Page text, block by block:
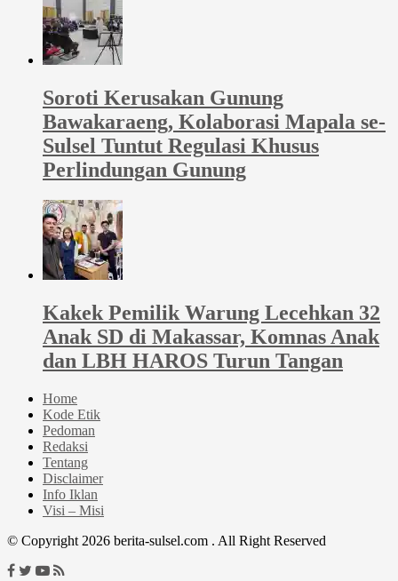
Soroti Kerusakan Gunung
Bawakaraeng, Kolaborasi Mapala se-
Sulsel Tuntut Regulasi Khusus
Perlindungan Gunung
Kakek Pemilik Warung Lecehkan 32
Anak SD di Makassar, Komnas Anak
dan LBH HAROS Turun Tangan
Home
Kode Etik
Pedoman
Redaksi
Tentang
Disclaimer
Info Iklan
Visi – Misi
© Copyright 2026 berita-sulsel.com . All Right Reserved